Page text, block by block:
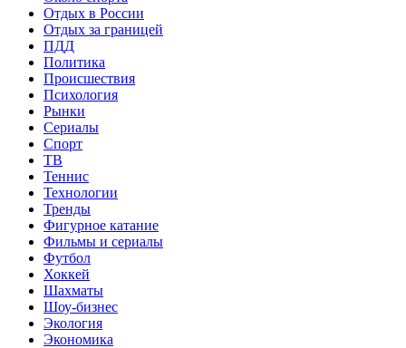
Отдых в России
Отдых за границей
ПДД
Политика
Происшествия
Психология
Рынки
Сериалы
Спорт
ТВ
Теннис
Технологии
Тренды
Фигурное катание
Фильмы и сериалы
Футбол
Хоккей
Шахматы
Шоу-бизнес
Экология
Экономика